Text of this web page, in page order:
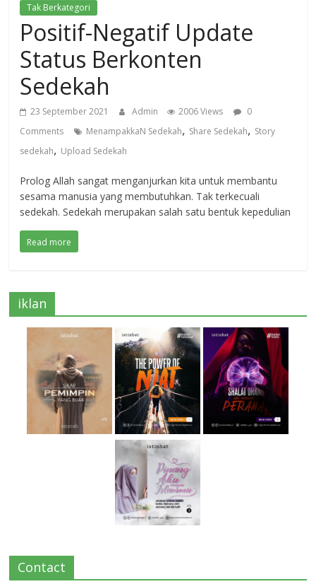
Tak Berkategori
Positif-Negatif Update
Status Berkonten
Sedekah
23 September 2021 Admin 2006 Views
0
Comments
MenampakkaN Sedekah, Share Sedekah, Story
sedekah, Upload Sedekah
Prolog Allah sangat menganjurkan kita untuk membantu
sesama manusia yang membutuhkan. Tak terkecuali
sedekah. Sedekah merupakan salah satu bentuk kepedulian
Read more
iklan
Contact